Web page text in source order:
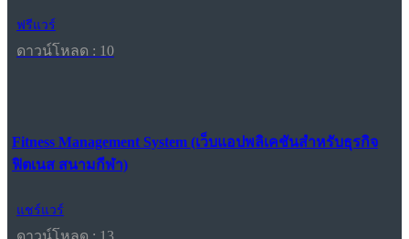
ฟรีแวร์
ดาวน์โหลด : 10
Fitness Management System (เว็บแอปพลิเคชันสำหรับธุรกิจ
ฟิตเนส สนามกีฬา)
แชร์แวร์